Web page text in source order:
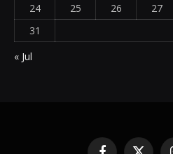
24
25 26 27
31
« Jul